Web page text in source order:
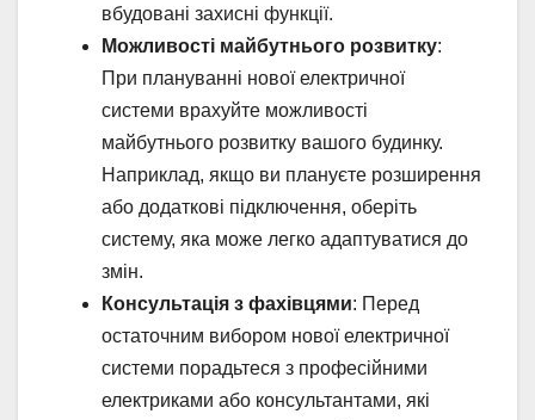
вбудовані захисні функції.
Можливості майбутнього розвитку:
При плануванні нової електричної
системи врахуйте можливості
майбутнього розвитку вашого будинку.
Наприклад, якщо ви плануєте розширення
або додаткові підключення, оберіть
систему, яка може легко адаптуватися до
змін.
Консультація з фахівцями: Перед
остаточним вибором нової електричної
системи порадьтеся з професійними
електриками або консультантами, які